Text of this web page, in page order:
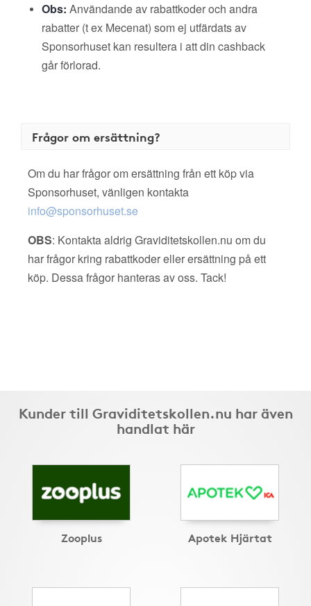
Obs: Användande av rabattkoder och andra
rabatter (t ex Mecenat) som ej utfärdats av
Sponsorhuset kan resultera i att din cashback
går förlorad.
Frågor om ersättning?
Om du har frågor om ersättning från ett köp via
Sponsorhuset, vänligen kontakta
info@sponsorhuset.se
OBS: Kontakta aldrig Graviditetskollen.nu om du
har frågor kring rabattkoder eller ersättning på ett
köp. Dessa frågor hanteras av oss. Tack!
Kunder till Graviditetskollen.nu har även
handlat här
Zooplus Apotek Hjärtat